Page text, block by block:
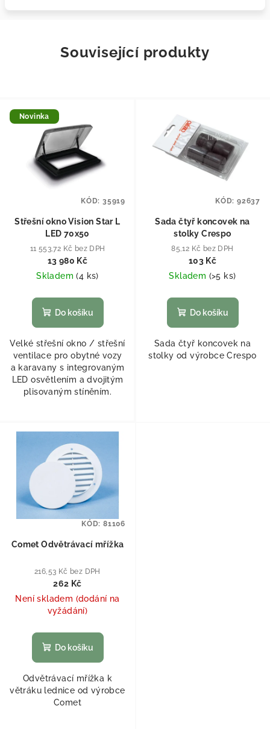
Související produkty
Novinka
Střešní okno Vision Star L
LED 70x50
11 553,72 Kč bez DPH
13 980 Kč
Skladem(4 ks)
Do košíku
Velké střešní okno / střešní
ventilace pro obytné vozy
a karavany s integrovaným
LED osvětlením a dvojitým
plisovaným stíněním.
KÓD: 35919
Sada čtyř koncovek na
stolky Crespo
85,12 Kč bez DPH
103 Kč
Skladem (>5 ks)
Do košíku
Sada čtyř koncovek na
stolky od výrobce Crespo
KÓD: 92637
Comet Odvětrávací mřížka
216,53 Kč bez DPH
262 Kč
Není skladem (dodání na
vyžádání)
Do košíku
Odvětrávací mřížka k
větráku lednice od výrobce
Comet
KÓD: 81106